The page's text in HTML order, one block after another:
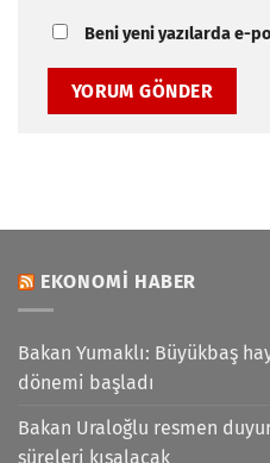
Beni yeni yazılarda e-
EKONOMI HABER
Bakan Yumaklı: Büyükbaş
dönemi başladı
Bakan Uraloğlu resmen
süreleri kısalacak